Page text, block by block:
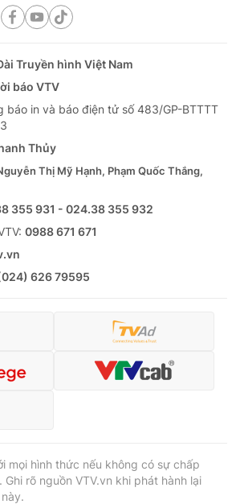
Truyền hình Việt Nam
báo VTV
báo in và báo điện tử số 483/GP-BTTTT
Thủy
Thị Mỹ Hạnh, Phạm Quốc Thắng,
355 931 - 024.38 355 932
0988 671 671
626 79595
mọi hình thức nếu không có sự chấp
rõ nguồn VTV.vn khi phát hành lại